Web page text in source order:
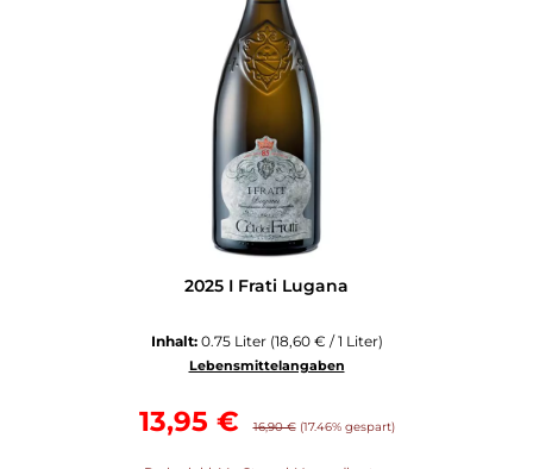
2025 I Frati Lugana
Inhalt: 0.75 Liter (18,60 € / 1 Liter)
Lebensmittelangaben
13,95 € Regulärer Preis:
16,90 € (17.46% gespart)